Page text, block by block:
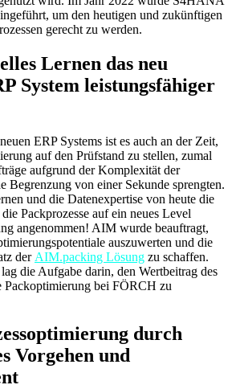
um den heutigen und zukünftigen
gerecht zu werden.
Lernen das neu
System leistungsfähiger
ERP Systems ist es auch an der Zeit,
auf den Prüfstand zu stellen, zumal
aufgrund der Komplexität der
Begrenzung von einer Sekunde sprengten.
und die Datenexpertise von heute die
Packprozesse auf ein neues Level
angenommen! AIM wurde beauftragt,
auszuwerten und die
der AIM.packing Lösung zu schaffen.
die Aufgabe darin, den Wertbeitrag des
bei FÖRCH zu
durch
Vorgehen und